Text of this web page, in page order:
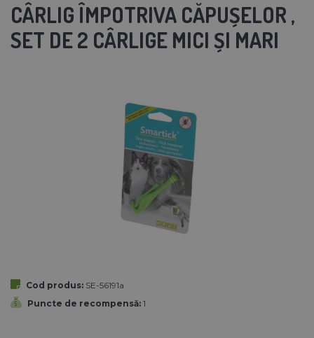
CÂRLIG ÎMPOTRIVA CĂPUȘELOR ,
SET DE 2 CÂRLIGE MICI ȘI MARI
Cod produs: SE-56191a
Puncte de recompensă: 1